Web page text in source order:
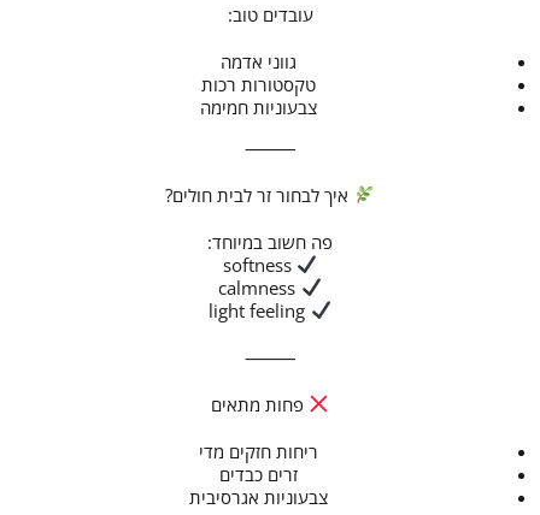
עובדים טוב:
גווני אדמה
טקסטורות רכות
צבעוניות חמימה
⸻
איך לבחור זר לבית חולים?
פה חשוב במיוחד:
softness
⸻
פחות מתאים
ריחות חזקים מדי
זרים כבדים
צבעוניות אגרסיבית